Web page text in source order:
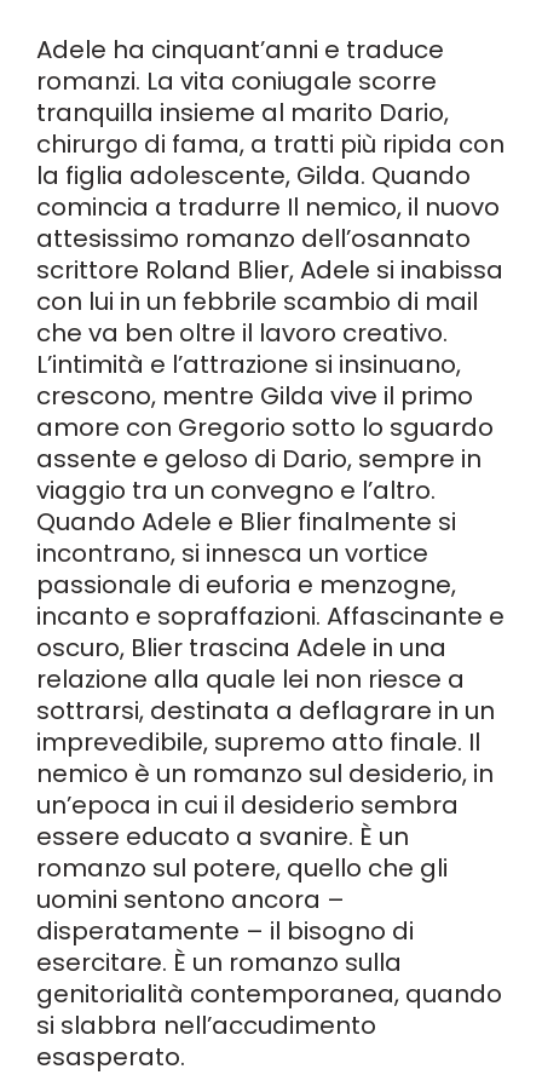
Adele ha cinquant’anni e traduce
romanzi. La vita coniugale scorre
tranquilla insieme al marito Dario,
chirurgo di fama, a tratti più ripida con
la figlia adolescente, Gilda. Quando
comincia a tradurre Il nemico, il nuovo
attesissimo romanzo dell’osannato
scrittore Roland Blier, Adele si inabissa
con lui in un febbrile scambio di mail
che va ben oltre il lavoro creativo.
L’intimità e l’attrazione si insinuano,
crescono, mentre Gilda vive il primo
amore con Gregorio sotto lo sguardo
assente e geloso di Dario, sempre in
viaggio tra un convegno e l’altro.
Quando Adele e Blier finalmente si
incontrano, si innesca un vortice
passionale di euforia e menzogne,
incanto e sopraffazioni. Affascinante e
oscuro, Blier trascina Adele in una
relazione alla quale lei non riesce a
sottrarsi, destinata a deflagrare in un
imprevedibile, supremo atto finale. Il
nemico è un romanzo sul desiderio, in
un’epoca in cui il desiderio sembra
essere educato a svanire. È un
romanzo sul potere, quello che gli
uomini sentono ancora –
disperatamente – il bisogno di
esercitare. È un romanzo sulla
genitorialità contemporanea, quando
si slabbra nell’accudimento
esasperato.